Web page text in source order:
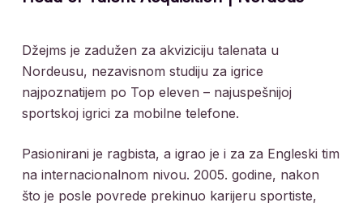
Džejms je zadužen za akviziciju talenata u
Nordeusu, nezavisnom studiju za igrice
najpoznatijem po Top eleven – najuspešnijoj
sportskoj igrici za mobilne telefone.
Pasionirani je ragbista, a igrao je i za za Engleski tim
na internacionalnom nivou. 2005. godine, nakon
što je posle povrede prekinuo karijeru sportiste,